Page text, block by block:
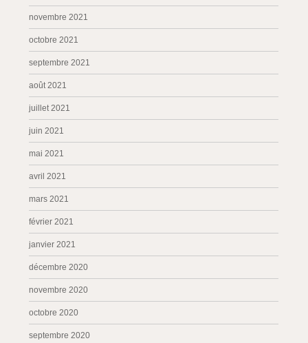
novembre 2021
octobre 2021
septembre 2021
août 2021
juillet 2021
juin 2021
mai 2021
avril 2021
mars 2021
février 2021
janvier 2021
décembre 2020
novembre 2020
octobre 2020
septembre 2020